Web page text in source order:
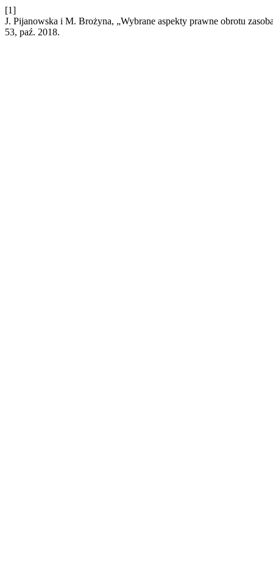
[1]
J. Pijanowska i M. Brożyna, „Wybrane aspekty prawne obrotu
53, paź. 2018.